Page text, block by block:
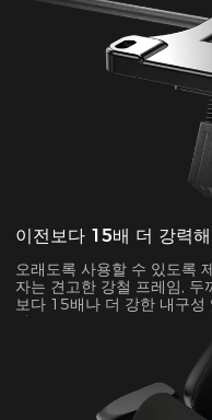
이전보다 15배 더 강력
오래도록 사용할 수 있도록
자는 견고한 강철 프레임,
보다 15배나 더 강한 내구
다.